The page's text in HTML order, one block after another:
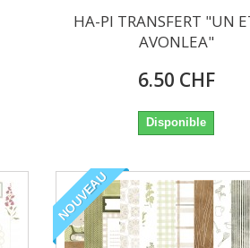
HA-PI TRANSFERT "UN
AVONLEA"
6.50 CHF
Disponible
NOUVEAU